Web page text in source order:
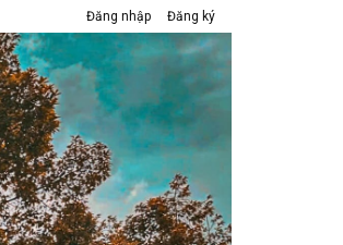
Đăng nhập Đăng ký